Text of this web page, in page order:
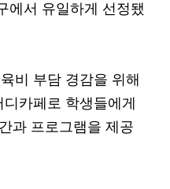
에서 유일하게 선정됐
비 부담 경감을 위해
카페로 학생들에게
과 프로그램을 제공